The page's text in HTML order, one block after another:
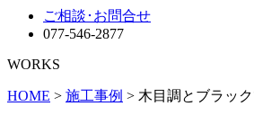
ご相談･お問合せ
077-546-2877
WORKS
HOME > 施工事例 > 木目調とブラッ